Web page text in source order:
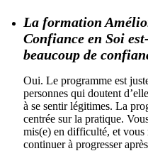
La formation
Confiance en Soi
beaucoup de
Oui. Le programme est
personnes qui doutent
à se sentir légitimes. La
centrée sur la pratique.
mis(e) en difficulté, et vous
continuer à progresser